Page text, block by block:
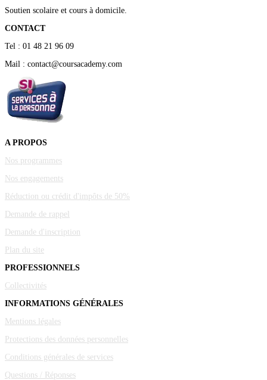
Soutien scolaire et cours à domicile.
CONTACT
Tel : 01 48 21 96 09
Mail : contact@coursacademy.com
A PROPOS
Nos programmes
Nos engagements
Réduction ou crédit d'impôts de 50%
Demande de rappel
Demande d'inscription
Plan du site
PROFESSIONNELS
Collectivités
INFORMATIONS GÉNÉRALES
Mentions légales
Protections des données personnelles
Conditions générales de services
Questions / Réponses